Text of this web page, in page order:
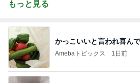
もっと見る
かっこいいと言われ喜ん
Amebaトピックス 1日前